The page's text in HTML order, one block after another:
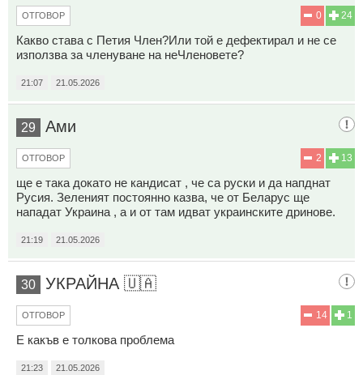
24
0
ОТГОВОР
Какво става с Петия Член?Или той е дефектирал и не се
използва за членуване на неЧленовете?
21:07 21.05.2026
29 Ами
13
2
ОТГОВОР
ще е така докато не кандисат , че са руски и да напднат
Русия. Зеленият постоянно казва, че от Беларус ще
нападат Украина , а и от там идват украинските дринове.
21:19 21.05.2026
30 УКРАЙНА 🇺🇦
1
14
ОТГОВОР
Е какъв е толкова проблема
21:23 21.05.2026